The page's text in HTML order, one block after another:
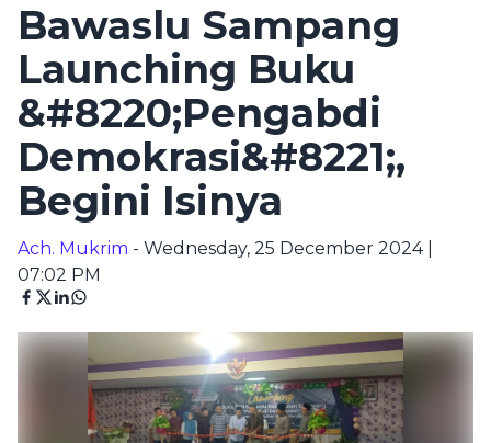
Bawaslu Sampang
Launching Buku
&#8220;Pengabdi
Demokrasi&#8221;,
Begini Isinya
Ach. Mukrim - Wednesday, 25 December 2024 |
07:02 PM